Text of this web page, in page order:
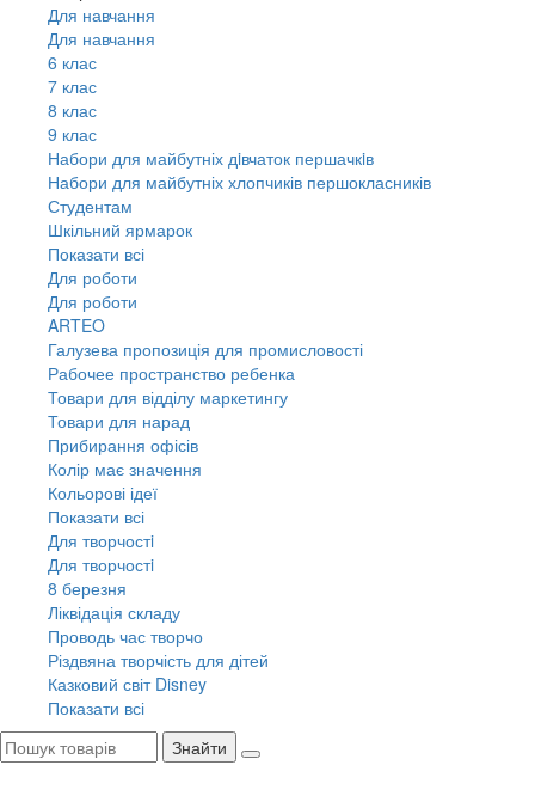
Для навчання
Для навчання
6 клас
7 клас
8 клас
9 клас
Набори для майбутніх дiвчаток першачкiв
Набори для майбутніх хлопчиків першокласників
Студентам
Шкільний ярмарок
Показати всі
Для роботи
Для роботи
ARTEO
Галузева пропозиція для промисловості
Рабочее пространство ребенка
Товари для відділу маркетингу
Товари для нарад
Прибирання офісів
Колір має значення
Кольорові ідеї
Показати всі
Для творчостi
Для творчостi
8 березня
Ліквідація складу
Проводь час творчо
Різдвяна творчість для дітей
Казковий світ Disney
Показати всі
Знайти